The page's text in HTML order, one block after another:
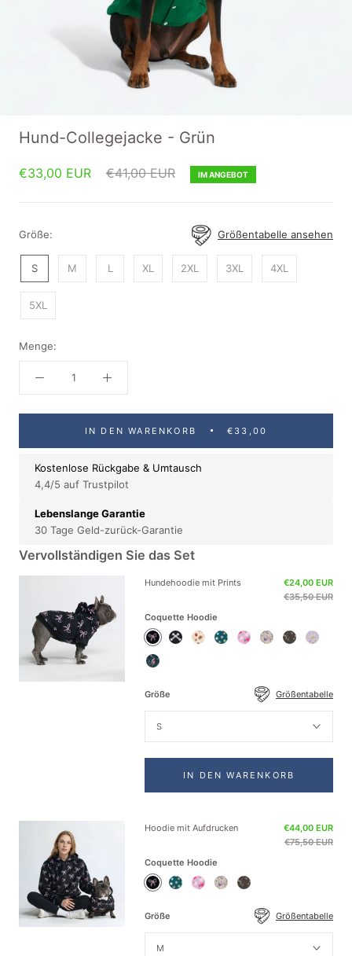
Hund-Collegejacke - Grün
€33,00 EUR €41,00 EUR IM ANGEBOT
Größe: Größentabelle ansehen
S M L XL 2XL 3XL 4XL
5XL
Menge:
IN DEN WARENKORB €33,00
Kostenlose Rückgabe & Umtausch
4,4/5 auf Trustpilot
Lebenslange Garantie
30 Tage Geld-zurück-Garantie
Vervollständigen Sie das Set
Hundehoodie mit Prints
€24,00 EUR
€35,50 EUR
Coquette Hoodie
Coquette
Woof
RodeoDaisy BlossomVintage
Hoodie
Rock
Purple
Shark
Hoodie
Größe Größentabelle
S
IN DEN WARENKORB
Hoodie mit Aufdrucken
€44,00 EUR
€75,50 EUR
Coquette Hoodie
Coquette
Daisy BlossomVintageRock
Hoodie
Größe Größentabelle
M